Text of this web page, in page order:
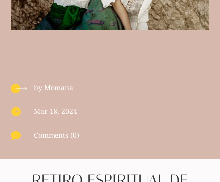
by Momana
 Mar 18, 2024
 Comments (0)